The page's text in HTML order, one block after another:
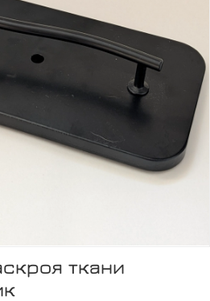
ткани